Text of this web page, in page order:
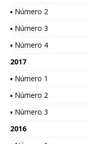
▪ Número 2
▪ Número 3
▪ Número 4
2017
▪ Número 1
▪ Número 2
▪ Número 3
2016